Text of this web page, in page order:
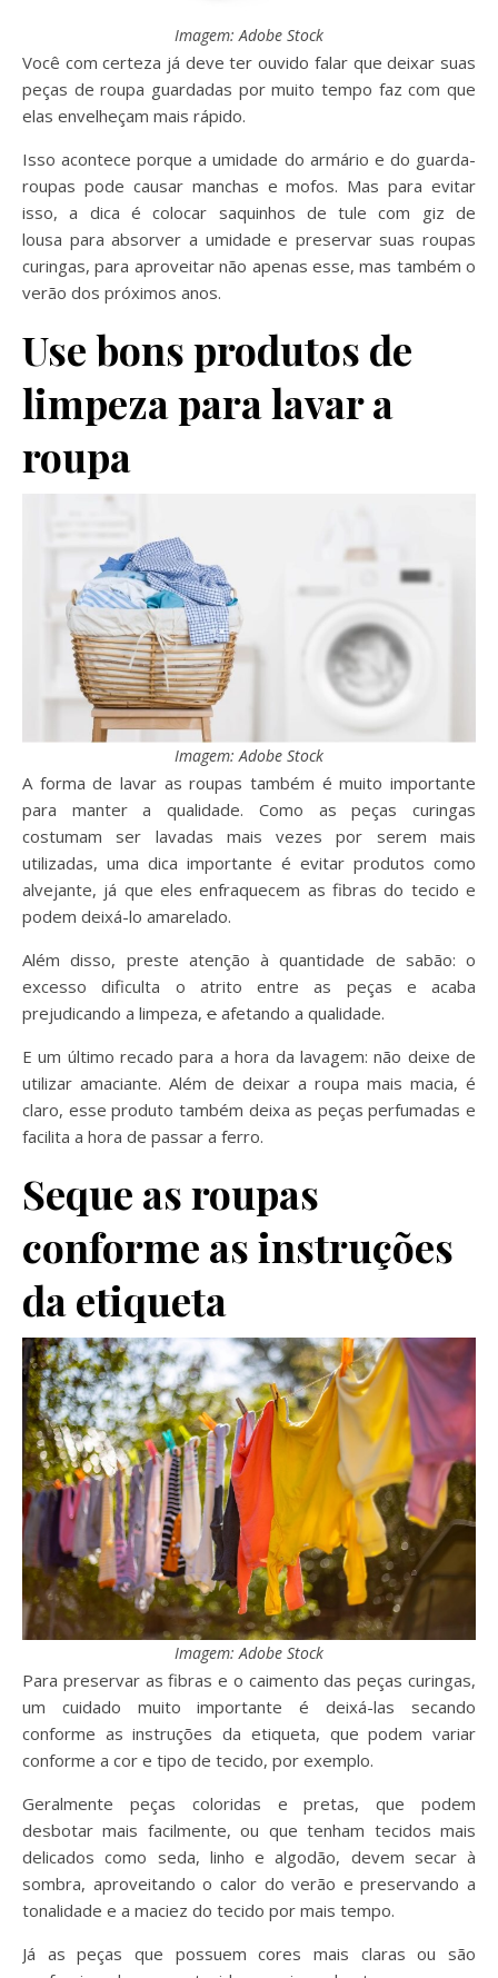
Imagem: Adobe Stock
Você com certeza já deve ter ouvido falar que deixar suas
peças de roupa guardadas por muito tempo faz com que
elas envelheçam mais rápido.
Isso acontece porque a umidade do armário e do guarda-
roupas pode causar manchas e mofos. Mas para evitar
isso, a dica é colocar saquinhos de tule com giz de
lousa para absorver a umidade e preservar suas roupas
curingas, para aproveitar não apenas esse, mas também o
verão dos próximos anos.
Use bons produtos de
limpeza para lavar a
roupa
Imagem: Adobe Stock
A forma de lavar as roupas também é muito importante
para manter a qualidade. Como as peças curingas
costumam ser lavadas mais vezes por serem mais
utilizadas, uma dica importante é evitar produtos como
alvejante, já que eles enfraquecem as fibras do tecido e
podem deixá-lo amarelado.
Além disso, preste atenção à quantidade de sabão: o
excesso dificulta o atrito entre as peças e acaba
prejudicando a limpeza, e afetando a qualidade.
E um último recado para a hora da lavagem: não deixe de
utilizar amaciante. Além de deixar a roupa mais macia, é
claro, esse produto também deixa as peças perfumadas e
facilita a hora de passar a ferro.
Seque as roupas
conforme as instruções
da etiqueta
Imagem: Adobe Stock
Para preservar as fibras e o caimento das peças curingas,
um cuidado muito importante é deixá-las secando
conforme as instruções da etiqueta, que podem variar
conforme a cor e tipo de tecido, por exemplo.
Geralmente peças coloridas e pretas, que podem
desbotar mais facilmente, ou que tenham tecidos mais
delicados como seda, linho e algodão, devem secar à
sombra, aproveitando o calor do verão e preservando a
tonalidade e a maciez do tecido por mais tempo.
Já as peças que possuem cores mais claras ou são